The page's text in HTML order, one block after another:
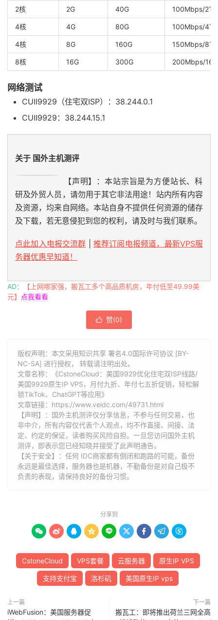
2核 2G 40G 100Mbps/2T
4核 4G 80G 100Mbps/4T
4核 8G 160G 150Mbps/8T
8核 16G 300G 200Mbps/16T
网络测试
CUII9929（住宅双ISP）：38.244.0.1
CUII9929：38.244.15.1
关于 国外主机测评
【声明】：本站宗旨是为方便站长、科
研及外贸人员，请勿用于其它非法用途！站内所有内容
及资源，均来自网络。本站自身不提供任何资源的储存
及下载，若无意侵犯到您的权利，请及时与我们联系。
点此加入电报交流群
推荐订阅电报频道，最新VPS服
务器优惠早知道！
AD：
【上网哪家强，搬瓦工多个高品质机房，年付低至49.99美
元】
点我看看
 赞(0)
版权声明：本文采用知识共享 署名4.0国际许可协议 [BY-
NC-SA] 进行授权， 转载请注明出处。
文章名称：《CstoneCloud：美国9929优化住宅双ISP线路/
美国9929原生IP VPS，月付九折、年付七五折促销，轻松解
锁TikTok、ChatGPT等应用》
文章链接： https://www.veidc.com/49731.html
【声明】：国外主机测评仅分享信息，不参与任何交易，也
非中介，所有内容仅代表个人观点，均不作直接、间接、法
定、约定的保证，读者购买风险自担。一旦您访问国外主机
测评，即表示您已经知晓并接受了此声明通告。
【关于安全】：任何 IDC商家都有倒闭和跑路的可能，备份
永远是最佳选择，服务器也是机器，不勤备份是对自己极不
负责的表现，请保持良好的备份习惯。
分享到
        
CstoneCloud VPS套餐 云服务器 原生IP VPS
支持支付宝 洛杉矶 美国原生IP vps
上一篇
iWebFusion：美国服务器促
下一篇
搬瓦工：即将推出荷兰三网全高